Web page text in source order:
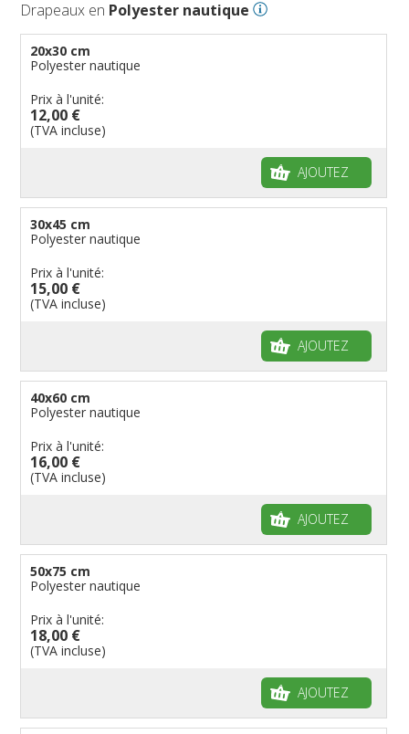
Drapeaux en Polyester nautique
20x30 cm
Polyester nautique
Prix à l'unité:
12,00 €
(TVA incluse)
AJOUTEZ
30x45 cm
Polyester nautique
Prix à l'unité:
15,00 €
(TVA incluse)
AJOUTEZ
40x60 cm
Polyester nautique
Prix à l'unité:
16,00 €
(TVA incluse)
AJOUTEZ
50x75 cm
Polyester nautique
Prix à l'unité:
18,00 €
(TVA incluse)
AJOUTEZ